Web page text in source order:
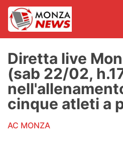
News
AC Monza
Calcio
Diretta live
(sab 22/02,
cinque atleti a
AC MONZA